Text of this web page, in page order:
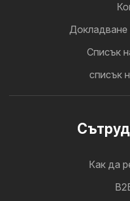
Cписък
списък
Как да